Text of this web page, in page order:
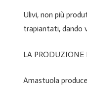
Ulivi, non più
trapiantati, dando
LA
Amastuola